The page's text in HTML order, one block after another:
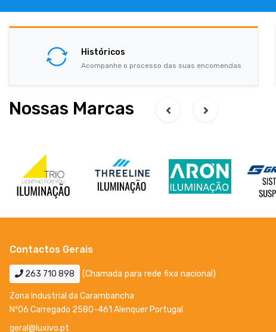
Históricos
Acompanhe o processo das suas encomendas
Nossas Marcas
Contactos Gerais
263 710 898 (Chamada para rede fixa nacional)
Zona Industrial da Carambancha
Nº06 Carregado 2580-461 Alenquer Portugal
geral@luxivo.pt